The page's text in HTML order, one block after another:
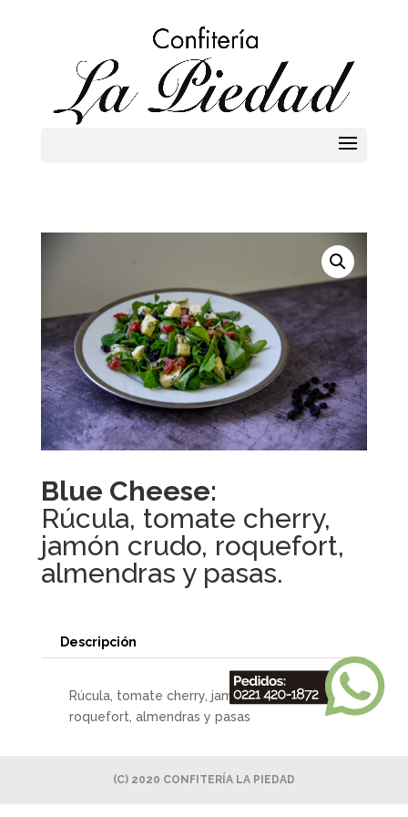
Blue Cheese:
Rúcula, tomate cherry,
jamón crudo, roquefort,
almendras y pasas.
Descripción
Rúcula, tomate cherry, jamón crudo,
roquefort, almendras y pasas
(C) 2020 CONFITERÍA LA PIEDAD